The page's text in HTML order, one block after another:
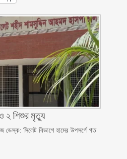
২ শিশুর মৃত্যু
সিলেট বিভাগে হামের উপসর্গে গত